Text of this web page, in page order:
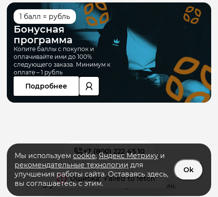
© 2026 «PRIMERA» интернет-магазин.
+7 (800) 222 45 10
1 балл = рубль
Бонусная
программа
Копите баллы с покупок и
оплачивайте ими до 100%
следующего заказа. Минимум к
оплате – 1 рубль
Подробнее
Мы используем cookie,Яндекс Метрику и
рекомендательные технологии для
улучшения работы сайта. Оставаясь здесь,
вы соглашаетесь с этим.
Ok